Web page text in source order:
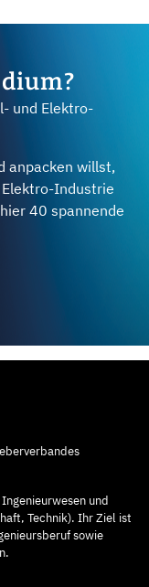
und Elektro-
anpacken willst,
Industrie
40 spannende
und
Technik). Ihr Ziel ist
sowie